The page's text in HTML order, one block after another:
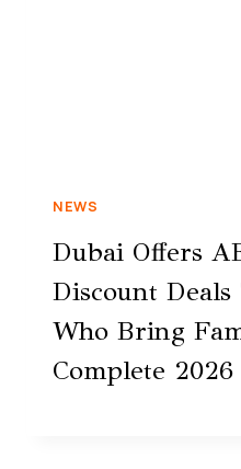
NEWS
Dubai Offers
Discount Deals
Who Bring
Complete 2026